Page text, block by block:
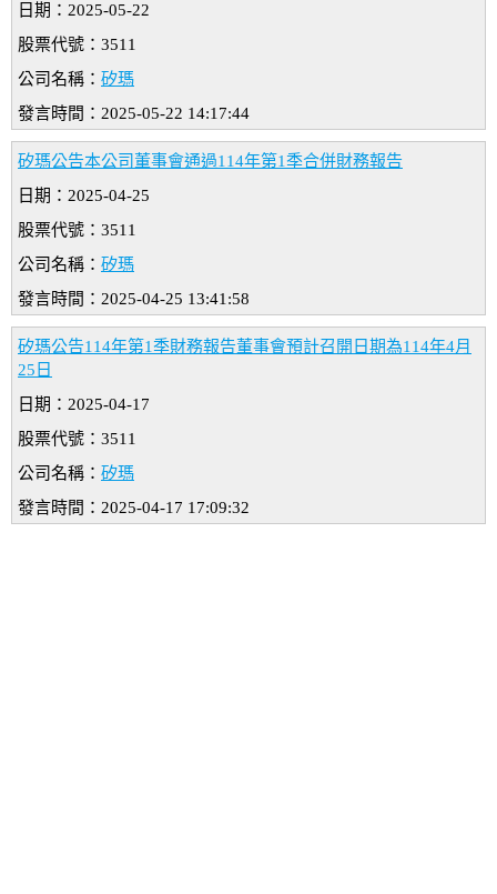
日期：2025-05-22
股票代號：3511
公司名稱： 矽瑪
發言時間：2025-05-22 14:17:44
矽瑪公告本公司董事會通過114年第1季合併財務報告
日期：2025-04-25
股票代號：3511
公司名稱： 矽瑪
發言時間：2025-04-25 13:41:58
矽瑪公告114年第1季財務報告董事會預計召開日期為114年4月
25日
日期：2025-04-17
股票代號：3511
公司名稱： 矽瑪
發言時間：2025-04-17 17:09:32